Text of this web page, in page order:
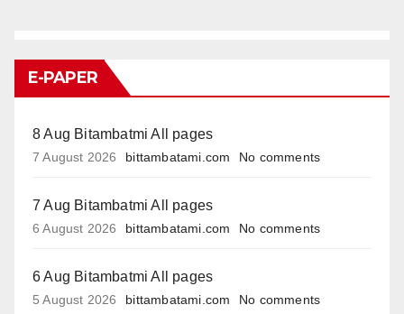
E-PAPER
8 Aug Bitambatmi All pages
7 August 2026 bittambatami.com No comments
7 Aug Bitambatmi All pages
6 August 2026 bittambatami.com No comments
6 Aug Bitambatmi All pages
5 August 2026 bittambatami.com No comments